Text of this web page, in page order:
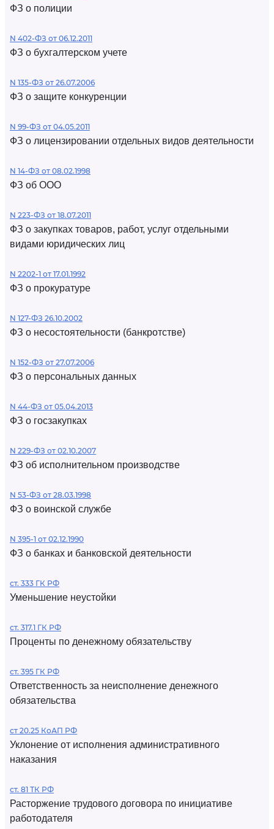
ФЗ о полиции
N 402-ФЗ от 06.12.2011
ФЗ о бухгалтерском учете
N 135-ФЗ от 26.07.2006
ФЗ о защите конкуренции
N 99-ФЗ от 04.05.2011
ФЗ о лицензировании отдельных видов деятельности
N 14-ФЗ от 08.02.1998
ФЗ об ООО
N 223-ФЗ от 18.07.2011
ФЗ о закупках товаров, работ, услуг отдельными
видами юридических лиц
N 2202-1 от 17.01.1992
ФЗ о прокуратуре
N 127-ФЗ 26.10.2002
ФЗ о несостоятельности (банкротстве)
N 152-ФЗ от 27.07.2006
ФЗ о персональных данных
N 44-ФЗ от 05.04.2013
ФЗ о госзакупках
N 229-ФЗ от 02.10.2007
ФЗ об исполнительном производстве
N 53-ФЗ от 28.03.1998
ФЗ о воинской службе
N 395-1 от 02.12.1990
ФЗ о банках и банковской деятельности
ст. 333 ГК РФ
Уменьшение неустойки
ст. 317.1 ГК РФ
Проценты по денежному обязательству
ст. 395 ГК РФ
Ответственность за неисполнение денежного
обязательства
ст 20.25 КоАП РФ
Уклонение от исполнения административного
наказания
ст. 81 ТК РФ
Расторжение трудового договора по инициативе
работодателя